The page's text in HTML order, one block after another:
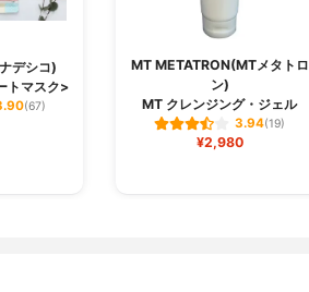
デシコ)
トマスク>
(67)
MT METATRON(MTメタトロ
ン)
MT クレンジング・ジェル
3.94(19)
¥2,980